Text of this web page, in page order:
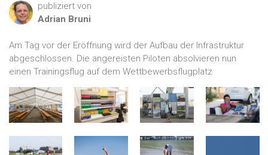
publiziert von
Adrian Bruni
Am Tag vor der Eröffnung wird der Aufbau der Infrastruktur
abgeschlossen. Die angereisten Piloten absolvieren nun
einen Trainingsflug auf dem Wettbewerbsflugplatz